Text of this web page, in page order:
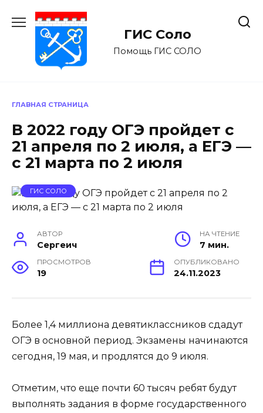
содержанию
ГИС Соло
Помощь ГИС СОЛО
ГЛАВНАЯ СТРАНИЦА
В 2022 году ОГЭ пройдет с
21 апреля по 2 июля, а ЕГЭ —
с 21 марта по 2 июля
ГИС СОЛО
АВТОР
Сергеич
НА ЧТЕНИЕ
7 мин.
ПРОСМОТРОВ
19
ОПУБЛИКОВАНО
24.11.2023
Более 1,4 миллиона девятиклассников сдадут
ОГЭ в основной период. Экзамены начинаются
сегодня, 19 мая, и продлятся до 9 июля.
Отметим, что еще почти 60 тысяч ребят будут
выполнять задания в форме государственного